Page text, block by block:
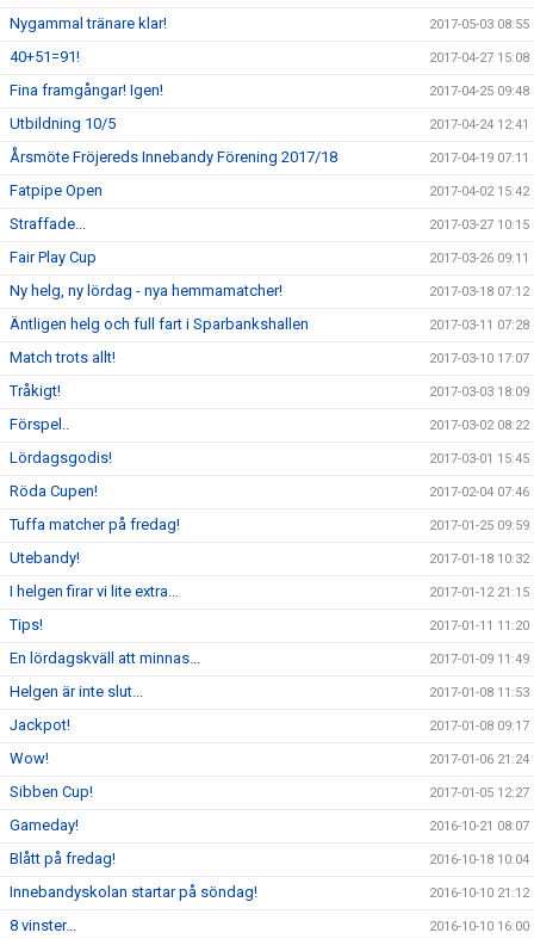
Nygammal tränare klar! 2017-05-03 08:55
40+51=91! 2017-04-27 15:08
Fina framgångar! Igen! 2017-04-25 09:48
Utbildning 10/5 2017-04-24 12:41
Årsmöte Fröjereds Innebandy Förening 2017/18 2017-04-19 07:11
Fatpipe Open 2017-04-02 15:42
Straffade... 2017-03-27 10:15
Fair Play Cup 2017-03-26 09:11
Ny helg, ny lördag - nya hemmamatcher! 2017-03-18 07:12
Äntligen helg och full fart i Sparbankshallen 2017-03-11 07:28
Match trots allt! 2017-03-10 17:07
Tråkigt! 2017-03-03 18:09
Förspel.. 2017-03-02 08:22
Lördagsgodis! 2017-03-01 15:45
Röda Cupen! 2017-02-04 07:46
Tuffa matcher på fredag! 2017-01-25 09:59
Utebandy! 2017-01-18 10:32
I helgen firar vi lite extra... 2017-01-12 21:15
Tips! 2017-01-11 11:20
En lördagskväll att minnas... 2017-01-09 11:49
Helgen är inte slut... 2017-01-08 11:53
Jackpot! 2017-01-08 09:17
Wow! 2017-01-06 21:24
Sibben Cup! 2017-01-05 12:27
Gameday! 2016-10-21 08:07
Blått på fredag! 2016-10-18 10:04
Innebandyskolan startar på söndag! 2016-10-10 21:12
8 vinster... 2016-10-10 16:00